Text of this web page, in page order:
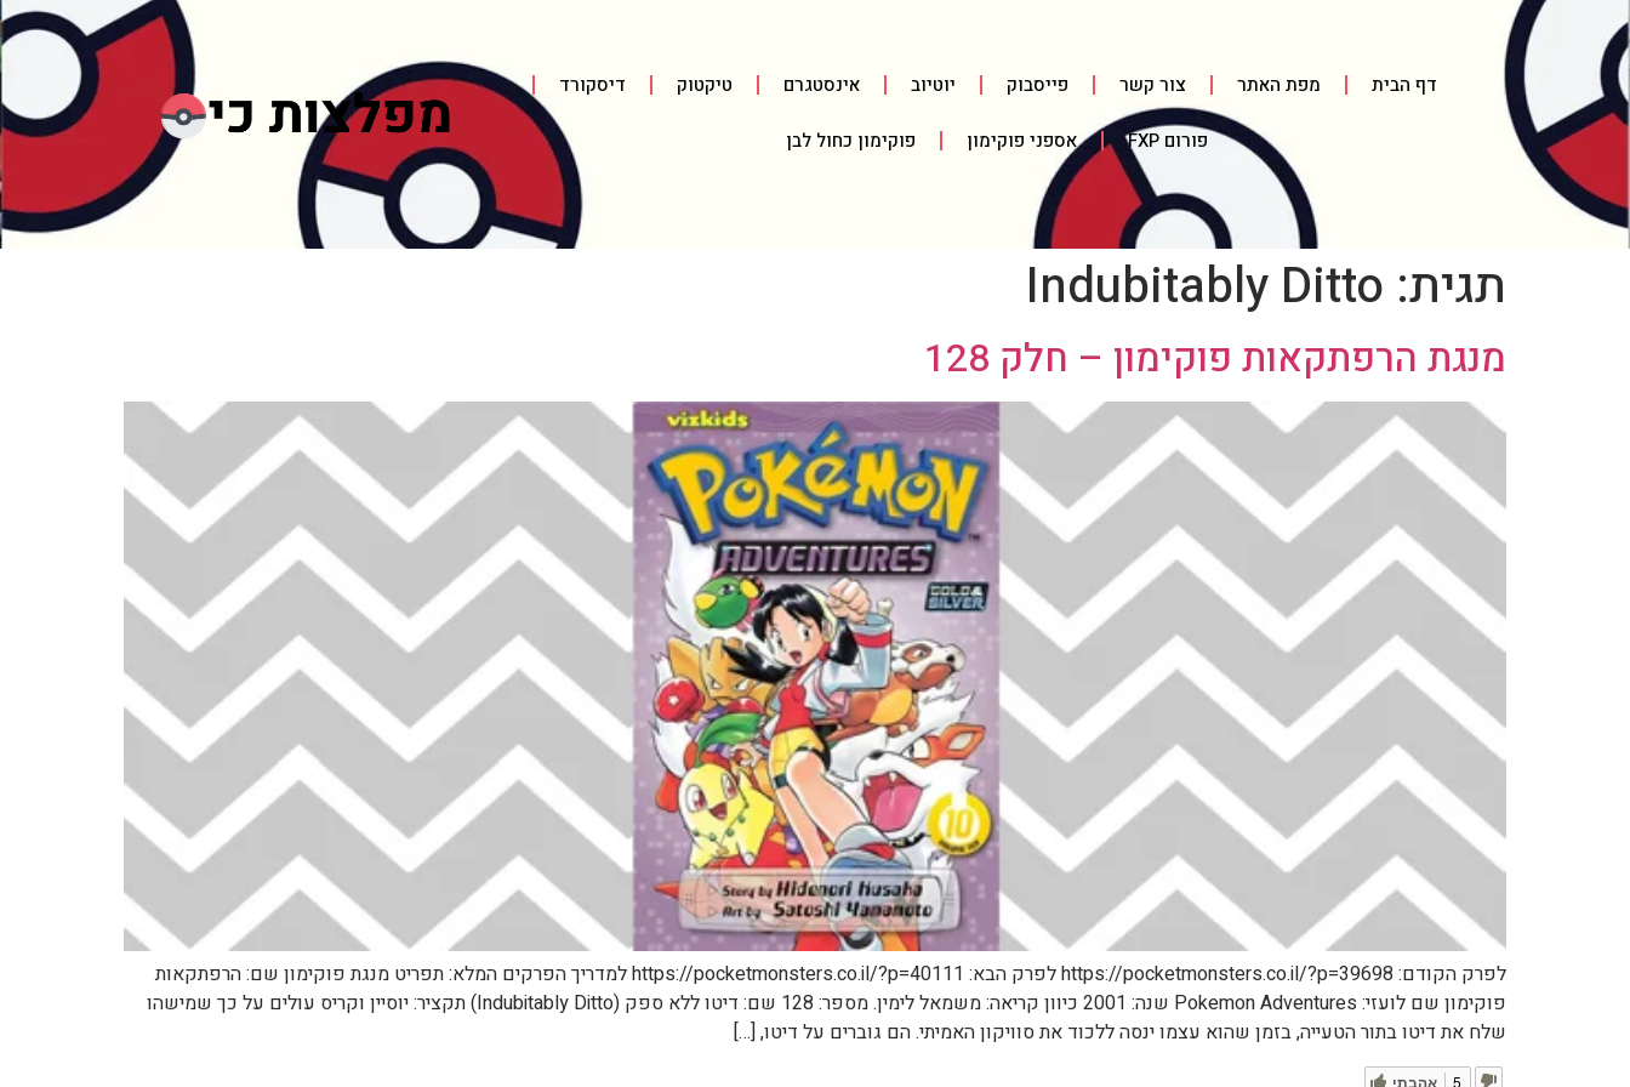
דף הבית מפת האתר צור קשר פייסבוק יוטיוב אינסטגרם טיקטוק דיסקורד
פורום FXP אספני פוקימון פוקימון כחול לבן
תגית: Indubitably Ditto
מנגת הרפתקאות פוקימון – חלק 128
לפרק הקודם: https://pocketmonsters.co.il/?p=39698 לפרק הבא: https://pocketmonsters.co.il/?p=40111 למדריך הפרקים המלא: תפריט מנגת פוקימון שם: הרפתקאות
פוקימון שם לועזי: Pokemon Adventures שנה: 2001 כיוון קריאה: משמאל לימין. מספר: 128 שם: דיטו ללא ספק (Indubitably Ditto) תקציר: יוסיין וקריס עולים על כך שמישהו
שלח את דיטו בתור הטעייה, בזמן שהוא עצמו ינסה ללכוד את סוויקון האמיתי. הם גוברים על דיטו, […]
אהבתי 5